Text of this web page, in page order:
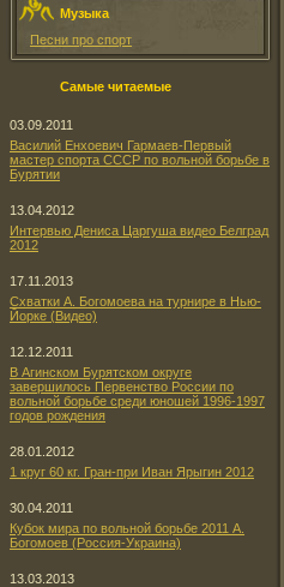
Музыка
Песни про спорт
Самые читаемые
03.09.2011
Василий Енхоевич Гармаев-Первый
мастер спорта СССР по вольной борьбе в
Бурятии
13.04.2012
Интервью Дениса Царгуша видео Белград
2012
17.11.2013
Схватки А. Богомоева на турнире в Нью-
Йорке (Видео)
12.12.2011
В Агинском Бурятском округе
завершилось Первенство России по
вольной борьбе среди юношей 1996-1997
годов рождения
28.01.2012
1 круг 60 кг. Гран-при Иван Ярыгин 2012
30.04.2011
Кубок мира по вольной борьбе 2011 А.
Богомоев (Россия-Украина)
13.03.2013